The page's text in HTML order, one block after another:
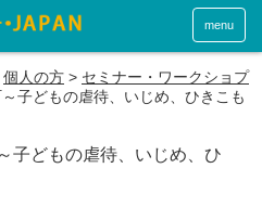
menu
個人の方 > セミナー・ワークショプ
子どもの虐待、いじめ、ひきこも
子どもの虐待、いじめ、ひ